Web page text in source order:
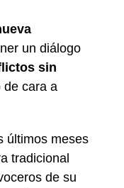
un diálogo
sin
de cara a
últimos meses
tradicional
de su